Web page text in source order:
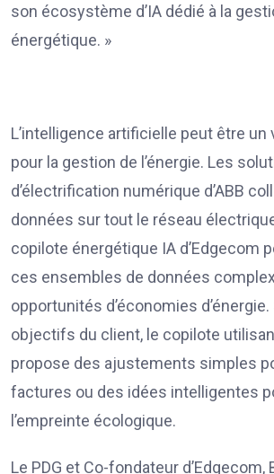
son écosystème d’IA dédié à la
énergétique. »
L’intelligence artificielle peut être un
pour la gestion de l’énergie. Les
d’électrification numérique d’ABB
données sur tout le réseau
copilote énergétique IA d’Edgecom
ces ensembles de données
opportunités d’économies d’énergie.
objectifs du client, le copilote utilisant
propose des ajustements simples
factures ou des idées intelligentes
l’empreinte écologique.
Le PDG et Co-fondateur d’Edgecom,